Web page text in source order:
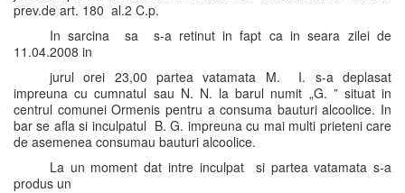
prev.de art. 180 al.2 C.p.
In sarcina sa s-a retinut in fapt ca in seara zilei de
11.04.2008 in
jurul orei 23,00 partea vatamata M. I. s-a deplasat
impreuna cu cumnatul sau N. N. la barul numit „G. ” situat in
centrul comunei Ormenis pentru a consuma bauturi alcoolice. In
bar se afla si inculpatul B. G. impreuna cu mai multi prieteni care
de asemenea consumau bauturi alcoolice.
La un moment dat intre inculpat si partea vatamata s-a
produs un